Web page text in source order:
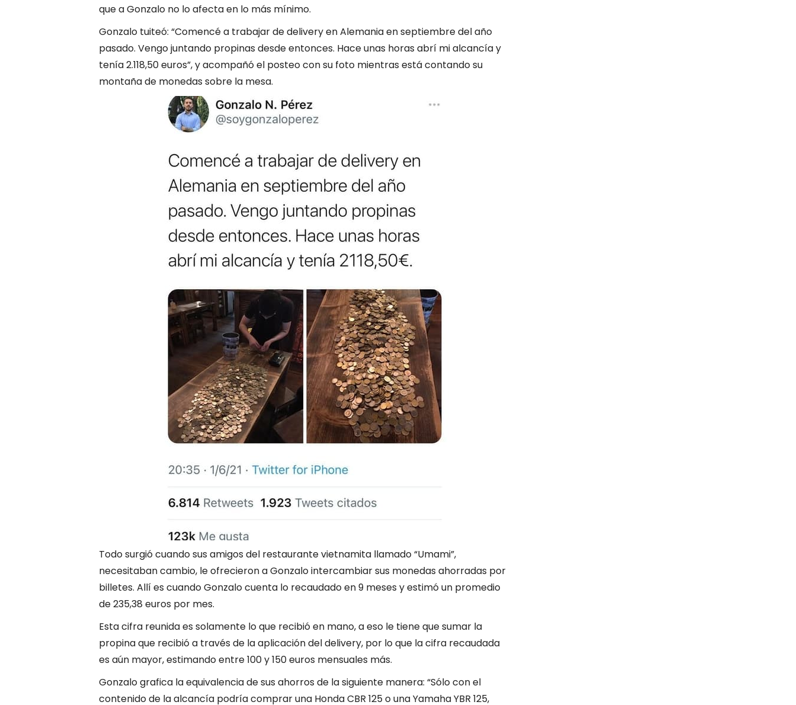
que a Gonzalo no lo afecta en lo más mínimo.
Gonzalo tuiteó: “Comencé a trabajar de delivery en Alemania en septiembre del año
pasado. Vengo juntando propinas desde entonces. Hace unas horas abrí mi alcancía y
tenía 2.118,50 euros”, y acompañó el posteo con su foto mientras está contando su
montaña de monedas sobre la mesa.
Todo surgió cuando sus amigos del restaurante vietnamita llamado “Umami”,
necesitaban cambio, le ofrecieron a Gonzalo intercambiar sus monedas ahorradas por
billetes. Allí es cuando Gonzalo cuenta lo recaudado en 9 meses y estimó un promedio
de 235,38 euros por mes.
Esta cifra reunida es solamente lo que recibió en mano, a eso le tiene que sumar la
propina que recibió a través de la aplicación del delivery, por lo que la cifra recaudada
es aún mayor, estimando entre 100 y 150 euros mensuales más.
Gonzalo grafica la equivalencia de sus ahorros de la siguiente manera: “Sólo con el
contenido de la alcancía podría comprar una Honda CBR 125 o una Yamaha YBR 125,